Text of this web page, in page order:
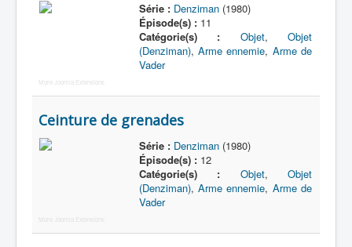
Série : Denziman(1980)
Épisode(s) :11
Catégorie(s) :
Objet,Objet
(Denziman),Arme ennemie, Arme de
Vader
More Joomla Extensions
Ceinture de grenades
Série : Denziman(1980)
Épisode(s) :12
Catégorie(s) :
Objet,Objet
(Denziman),Arme ennemie, Arme de
Vader
More Joomla Extensions